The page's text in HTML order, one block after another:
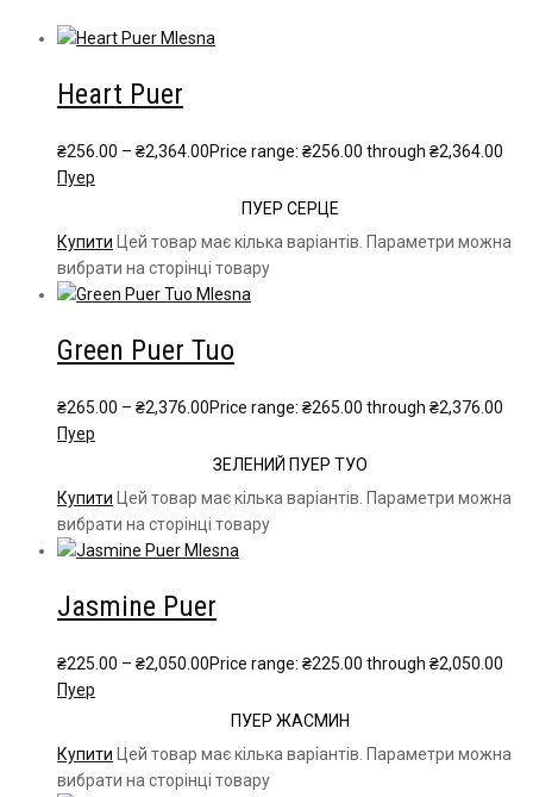
Heart Puer
₴256.00 – ₴2,364.00Price range: ₴256.00 through ₴2,364.00
Пуер
ПУЕР СЕРЦЕ
Купити Цей товар має кілька варіантів. Параметри можна
вибрати на сторінці товару
Green Puer Tuo
₴265.00 – ₴2,376.00Price range: ₴265.00 through ₴2,376.00
Пуер
ЗЕЛЕНИЙ ПУЕР ТУО
Купити Цей товар має кілька варіантів. Параметри можна
вибрати на сторінці товару
Jasmine Puer
₴225.00 – ₴2,050.00Price range: ₴225.00 through ₴2,050.00
Пуер
ПУЕР ЖАСМИН
Купити Цей товар має кілька варіантів. Параметри можна
вибрати на сторінці товару